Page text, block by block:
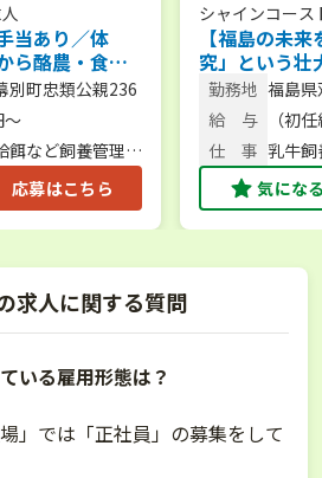
当あり／体
ら酪農・食
学べる環境で一
せんか？
別町忠類公親236
～
餌など飼養管理、
ト
応募はこちら
シャインコース
【福島の未
究」という壮
なたの市場
ませんか？
勤務地 福島
松24
給 与
（初
仕 事 乳牛
気にな
求人に関する質問
いる雇用形態は？
」では「正社員」の募集をして